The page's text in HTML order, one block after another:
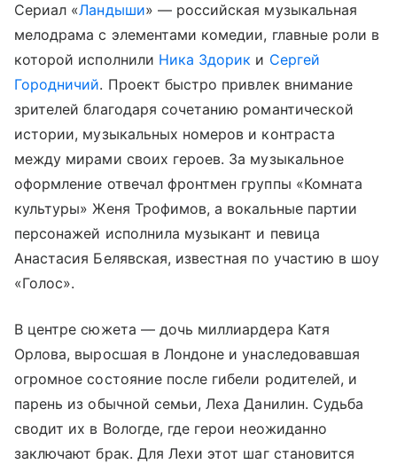
Сериал «Ландыши» — российская музыкальная
мелодрама с элементами комедии, главные роли в
которой исполнили Ника Здорик и Сергей
Городничий. Проект быстро привлек внимание
зрителей благодаря сочетанию романтической
истории, музыкальных номеров и контраста
между мирами своих героев. За музыкальное
оформление отвечал фронтмен группы «Комната
культуры» Женя Трофимов, а вокальные партии
персонажей исполнила музыкант и певица
Анастасия Белявская, известная по участию в шоу
«Голос».
В центре сюжета — дочь миллиардера Катя
Орлова, выросшая в Лондоне и унаследовавшая
огромное состояние после гибели родителей, и
парень из обычной семьи, Леха Данилин. Судьба
сводит их в Вологде, где герои неожиданно
заключают брак. Для Лехи этот шаг становится